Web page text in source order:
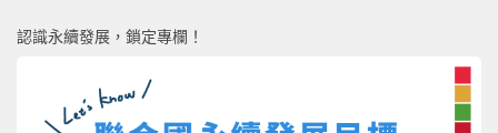
認識永續發展，鎖定專欄！